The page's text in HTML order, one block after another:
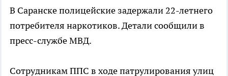
В Саранске полицейские задержали 22-летнего
потребителя наркотиков. Детали сообщили в
пресс-службе МВД.
Сотрудникам ППС в ходе патрулирования улиц